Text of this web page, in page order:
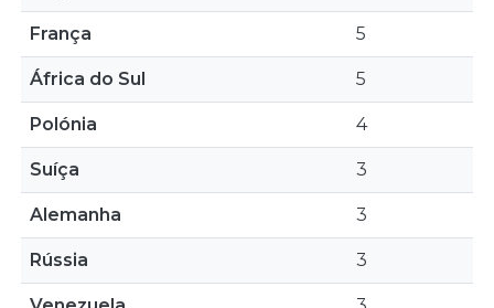
França 5
África do Sul 5
Polónia 4
Suíça 3
Alemanha 3
Rússia 3